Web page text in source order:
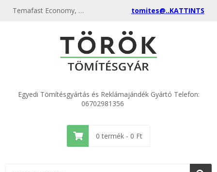
Temafast Economy, sárga tömítőlemez, azbesztmentes tömítés, NBR kötőanyagú lemez - Tömítésgyár tomites@..KATTINTS
Egyedi Tömítésgyártás és Reklámajándék Gyártó Telefon:
06702981356
0 termék - 0 Ft